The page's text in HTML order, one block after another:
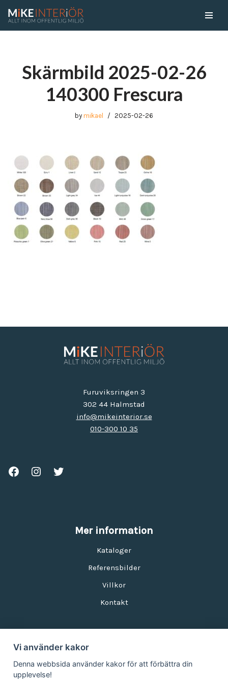
Skärmbild 2025-02-26
140300 Frescura
by mikael 2025-02-26
Furuviksringen 3
302 44 Halmstad
info@mikeinterior.se
010-300 10 35
Mer information
Kataloger
Referensbilder
Villkor
Kontakt
Vi använder kakor
Denna webbsida använder kakor för att förbättra din
upplevelse!